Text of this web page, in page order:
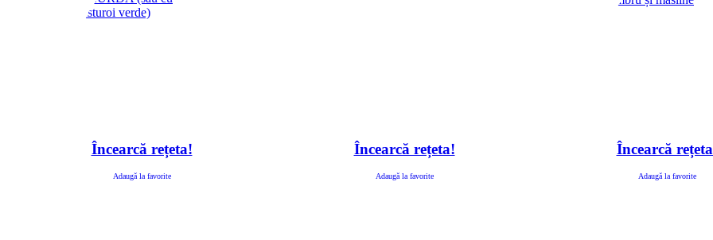
Încearcă rețeta!
Adaugă la favorite
Încearcă rețeta!
Adaugă la favorite
Încearcă
Adaugă la favorite